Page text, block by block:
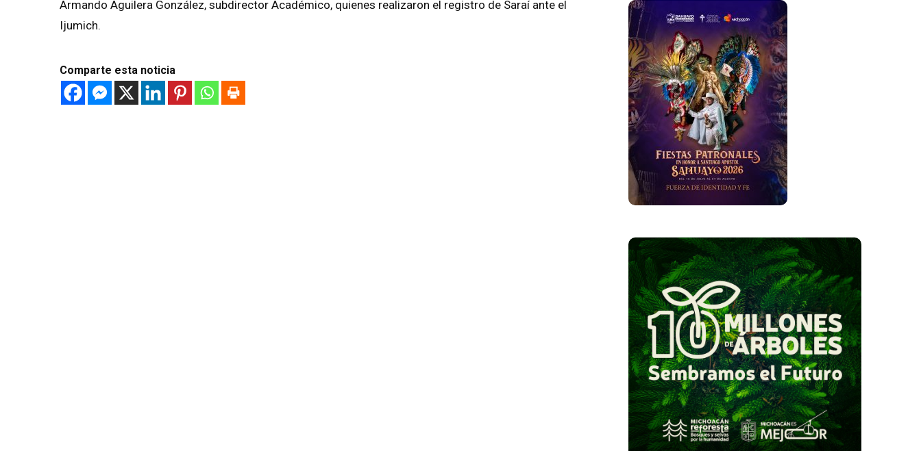
Armando Aguilera González, subdirector Académico, quienes realizaron el registro de Saraí ante el
Ijumich.
Comparte esta noticia